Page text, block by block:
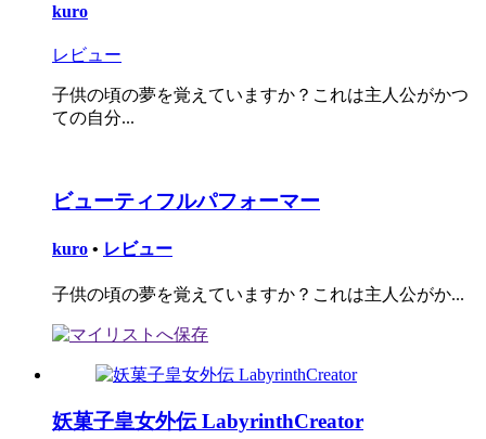
kuro
レビュー
子供の頃の夢を覚えていますか？これは主人公がかつ
ての自分...
ビューティフルパフォーマー
kuro • レビュー
子供の頃の夢を覚えていますか？これは主人公がか...
妖菓子皇女外伝 LabyrinthCreator